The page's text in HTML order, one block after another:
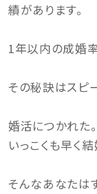
績があります。
1年以内の成婚
その秘訣はスピ
婚活につかれた。
いっこくも早く
そんなあなたは